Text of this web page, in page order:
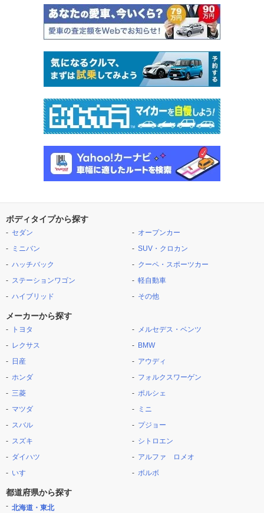
ボディタイプから探す
セダン
ミニバン
ハッチバック
ステーションワゴン
ハイブリッド
オープンカー
SUV・クロカン
クーペ・スポーツカー
軽自動車
その他
メーカーから探す
トヨタ
レクサス
日産
ホンダ
三菱
マツダ
スバル
スズキ
ダイハツ
いすゞ
メルセデス・ベンツ
BMW
アウディ
フォルクスワーゲン
ポルシェ
ミニ
プジョー
シトロエン
アルファ ロメオ
ボルボ
都道府県から探す
北海道・東北